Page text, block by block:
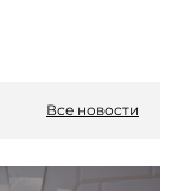
Все новости